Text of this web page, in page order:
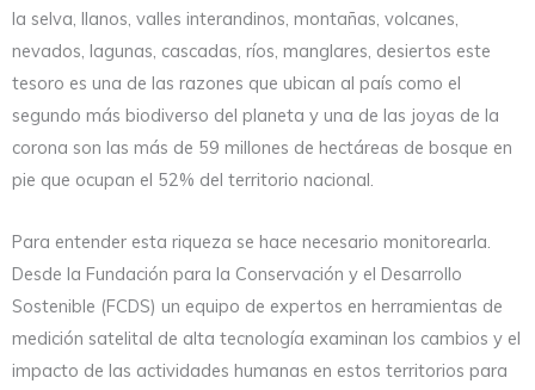
la selva, llanos, valles interandinos, montañas, volcanes,
nevados, lagunas, cascadas, ríos, manglares, desiertos este
tesoro es una de las razones que ubican al país como el
segundo más biodiverso del planeta y una de las joyas de la
corona son las más de 59 millones de hectáreas de bosque en
pie que ocupan el 52% del territorio nacional.
Para entender esta riqueza se hace necesario monitorearla.
Desde la Fundación para la Conservación y el Desarrollo
Sostenible (FCDS) un equipo de expertos en herramientas de
medición satelital de alta tecnología examinan los cambios y el
impacto de las actividades humanas en estos territorios para